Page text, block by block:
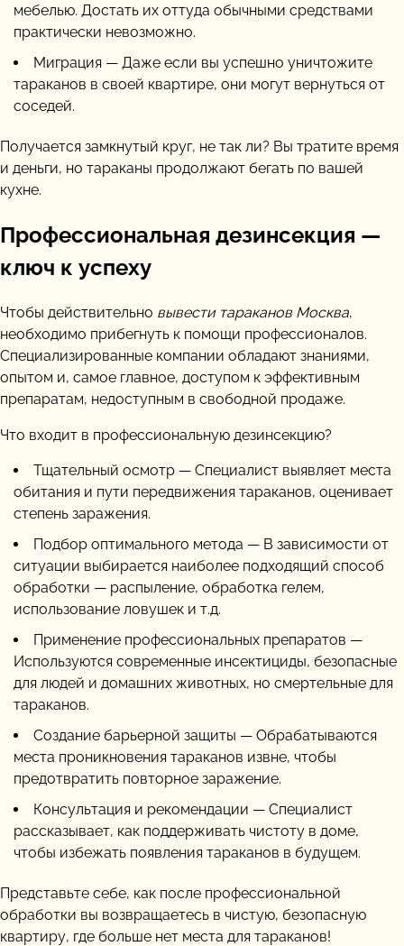
мебелью. Достать их оттуда обычными средствами
практически невозможно.
Миграция — Даже если вы успешно уничтожите
тараканов в своей квартире, они могут вернуться от
соседей.
Получается замкнутый круг, не так ли? Вы тратите время
и деньги, но тараканы продолжают бегать по вашей
кухне.
Профессиональная дезинсекция —
ключ к успеху
Чтобы действительно вывести тараканов Москва,
необходимо прибегнуть к помощи профессионалов.
Специализированные компании обладают знаниями,
опытом и, самое главное, доступом к эффективным
препаратам, недоступным в свободной продаже.
Что входит в профессиональную дезинсекцию?
Тщательный осмотр — Специалист выявляет места
обитания и пути передвижения тараканов, оценивает
степень заражения.
Подбор оптимального метода — В зависимости от
ситуации выбирается наиболее подходящий способ
обработки — распыление, обработка гелем,
использование ловушек и т.д.
Применение профессиональных препаратов —
Используются современные инсектициды, безопасные
для людей и домашних животных, но смертельные для
тараканов.
Создание барьерной защиты — Обрабатываются
места проникновения тараканов извне, чтобы
предотвратить повторное заражение.
Консультация и рекомендации — Специалист
рассказывает, как поддерживать чистоту в доме,
чтобы избежать появления тараканов в будущем.
Представьте себе, как после профессиональной
обработки вы возвращаетесь в чистую, безопасную
квартиру, где больше нет места для тараканов!